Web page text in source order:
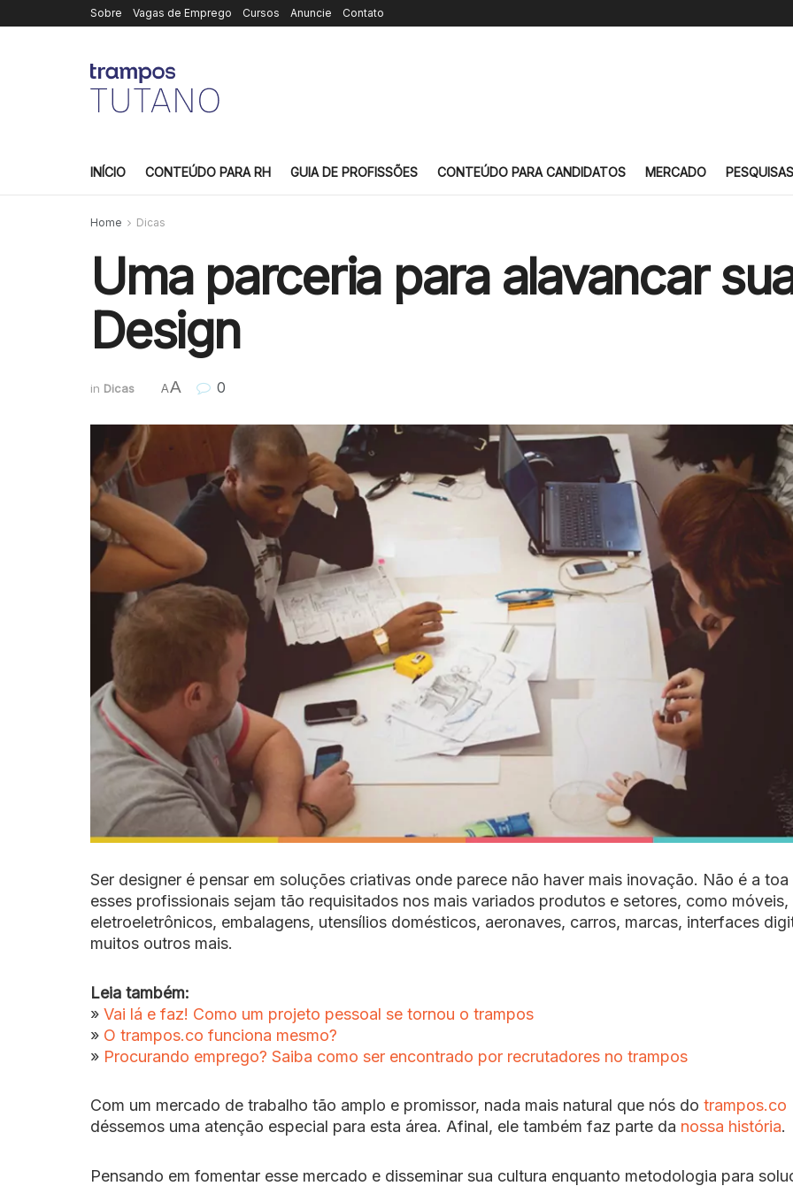
Sobre Vagas de Emprego Cursos Anuncie Contato
INÍCIO CONTEÚDO PARA RH GUIA DE PROFISSÕES CONTEÚDO PARA CANDIDATOS MERCADO PESQUISAS
Home Dicas
Uma parceria para alavancar
Design
in Dicas AA 0
Ser designer é pensar em soluções criativas onde parece não haver mais inovação. Não é a toa
esses profissionais sejam tão requisitados nos mais variados produtos e setores, como móveis,
eletroeletrônicos, embalagens, utensílios domésticos, aeronaves, carros, marcas, interfaces
muitos outros mais.
Leia também:
» Vai lá e faz! Como um projeto pessoal se tornou o trampos
» O trampos.co funciona mesmo?
» Procurando emprego? Saiba como ser encontrado por recrutadores no trampos
Com um mercado de trabalho tão amplo e promissor, nada mais natural que nós do trampos.co
déssemos uma atenção especial para esta área. Afinal, ele também faz parte da nossa história.
Pensando em fomentar esse mercado e disseminar sua cultura enquanto metodologia para